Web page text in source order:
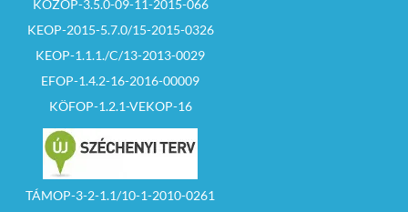
KÖZOP-3.5.0-09-11-2015-066
KEOP-2015-5.7.0/15-2015-0326
KEOP-1.1.1./C/13-2013-0029
EFOP-1.4.2-16-2016-00009
KÖFOP-1.2.1-VEKOP-16
TÁMOP-3-2-1.1/10-1-2010-0261